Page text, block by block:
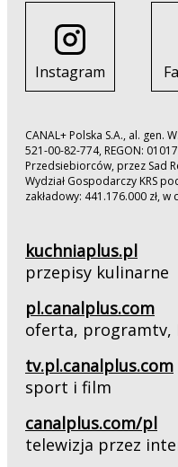
Instagram
CANAL+ Polska S.A., al. gen.
521-00-82-774, REGON:
Przedsiebiorców, przez Sad
Wydział Gospodarczy KRS
zakładowy: 441.176.000 zł,
kuchniaplus.pl
przepisy kulinarne
pl.canalplus.com
oferta, programtv,
tv.pl.canalplus.com
sport i film
canalplus.com/pl
telewizja przez